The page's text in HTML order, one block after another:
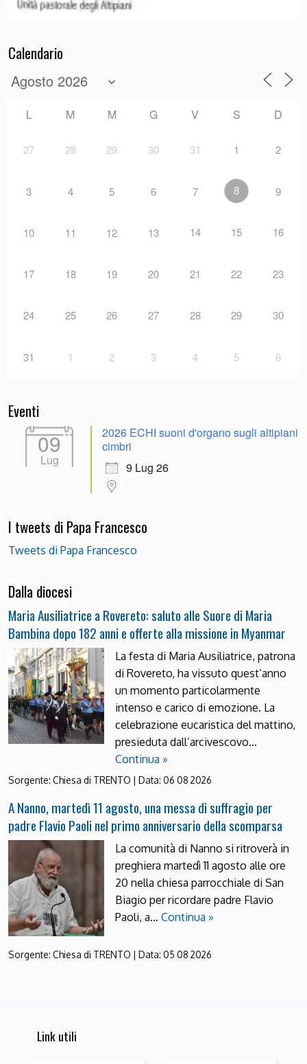
Calendario
L M M G V S D
27 28 29 30 31 1 2
3 4 5 6 7 8 9
10 11 12 13 14 15 16
17 18 19 20 21 22 23
24 25 26 27 28 29 30
31 1 2 3 4 5 6
Eventi
09
Lug
2026 ECHI suoni d'organo sugli altipiani
cimbri
9 Lug 26
I tweets di Papa Francesco
Tweets di Papa Francesco
Dalla diocesi
Maria Ausiliatrice a Rovereto: saluto alle Suore di Maria
Bambina dopo 182 anni e offerte alla missione in Myanmar
La festa di Maria Ausiliatrice, patrona
di Rovereto, ha vissuto quest’anno
un momento particolarmente
intenso e carico di emozione. La
celebrazione eucaristica del mattino,
presieduta dall’arcivescovo…
Continua »
Sorgente: Chiesa di TRENTO | Data: 06 08 2026
A Nanno, martedì 11 agosto, una messa di suffragio per
padre Flavio Paoli nel primo anniversario della scomparsa
La comunità di Nanno si ritroverà in
preghiera martedì 11 agosto alle ore
20 nella chiesa parrocchiale di San
Biagio per ricordare padre Flavio
Paoli, a… Continua »
Sorgente: Chiesa di TRENTO | Data: 05 08 2026
Link utili